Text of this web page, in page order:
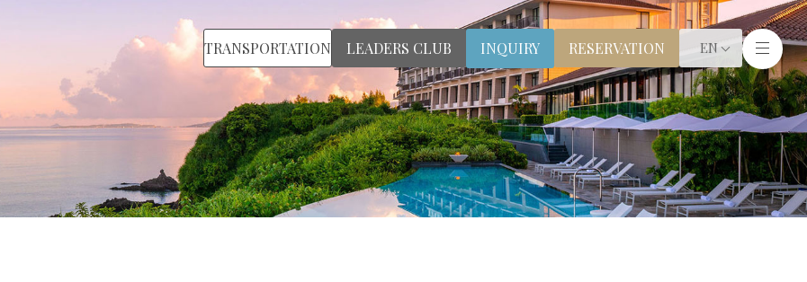
TRANSPORTATION LEADERS CLUB INQUIRY RESERVATION EN